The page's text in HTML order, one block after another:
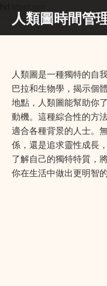
人類圖時間管
人類圖是一種獨特的自
巴拉和生物學，揭示個
地點，人類圖能幫助你
動機。這種綜合性的方
適合各種背景的人士。
係，還是追求靈性成長
了解自己的獨特特質，
你在生活中做出更明智的